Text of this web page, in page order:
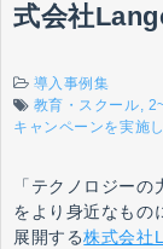
式会社
導入事例集
教育・スクール
キャンペーンを実施
「テクノロジー
をより身近なもの
展開する株式会社